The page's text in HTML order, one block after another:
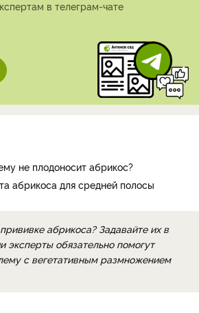
в телеграм-чате
не плодоносит абрикос?
абрикоса для средней полосы
абрикоса? Задавайте их в
эксперты обязательно помогут
с вегетативным размножением